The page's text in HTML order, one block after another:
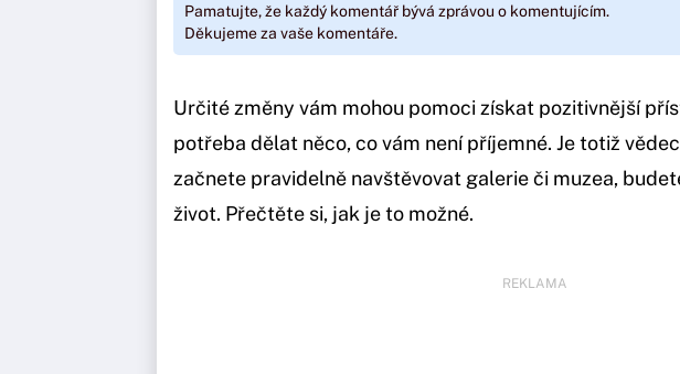
Pamatujte, že každý komentář bývá zprávou o komentujícím.
Děkujeme za vaše komentáře.
Určité změny vám mohou pomoci získat pozitivnější
potřeba dělat něco, co vám není příjemné. Je totiž
začnete pravidelně navštěvovat galerie či muzea,
život. Přečtěte si, jak je to možné.
REKLAMA